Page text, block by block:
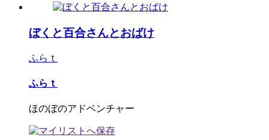
ぼくと百合さんとおばけ
ふらｔ
ふらｔ
ほのぼのアドベンチャー